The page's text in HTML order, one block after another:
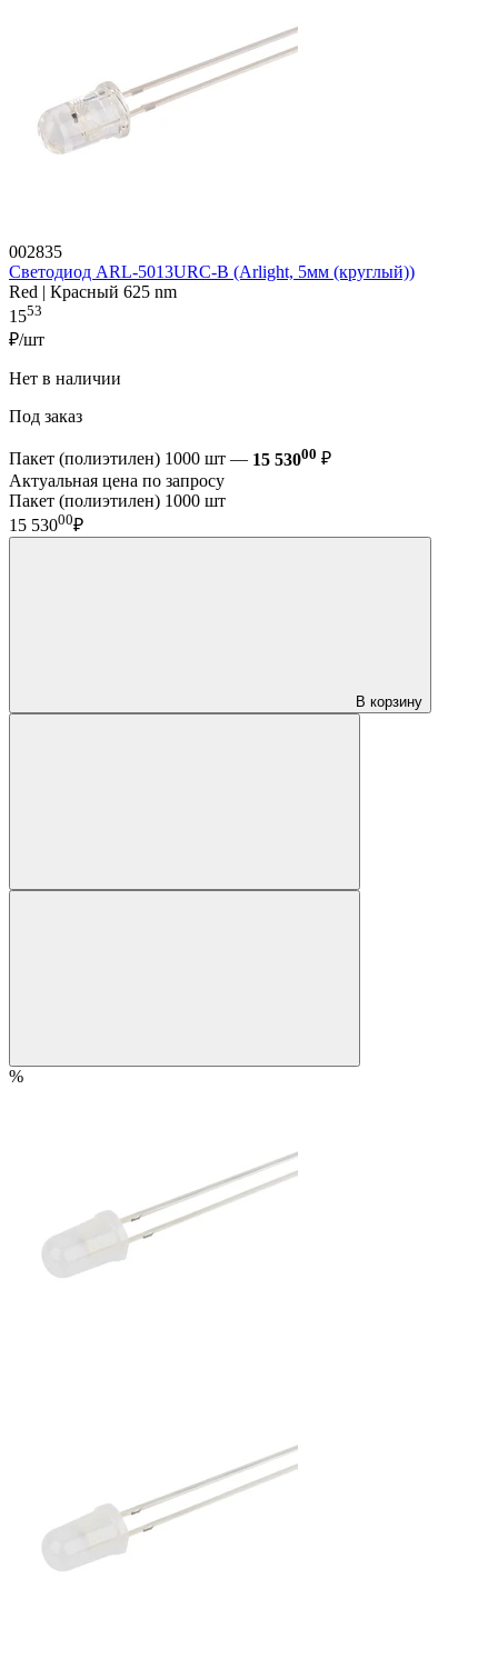
002835
Светодиод ARL-5013URC-B (Arlight, 5мм (круглый))
Red | Красный 625 nm
1553
₽/шт
Нет в наличии
Под заказ
Пакет (полиэтилен) 1000 шт — 15 53000 ₽
Актуальная цена по запросу
Пакет (полиэтилен) 1000 шт
15 53000₽
В корзину
%